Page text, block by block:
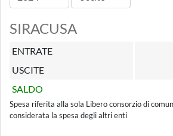
SIRACUSA
ENTRATE
USCITE
SALDO
Spesa riferita alla sola Libero consorzio di
considerata la spesa degli altri enti